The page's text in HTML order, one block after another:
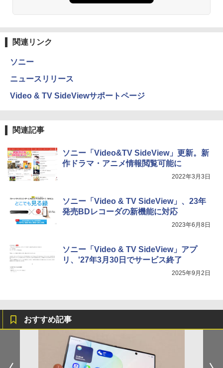
関連リンク
ソニー
ニュースリリース
Video & TV SideViewサポートページ
関連記事
ソニー「Video&TV SideView」更新。新
作ドラマ・アニメ情報閲覧可能に
2022年3月3日
ソニー「Video & TV SideView」、23年
発売BDレコーダの新機能に対応
2023年6月8日
ソニー「Video & TV SideView」アプ
リ、'27年3月30日でサービス終了
2025年9月2日
おすすめ記事